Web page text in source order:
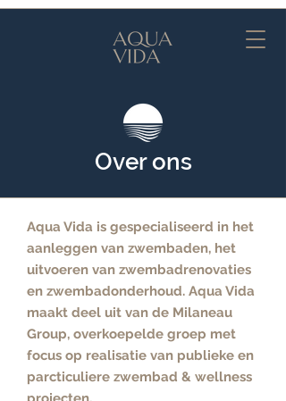
Over ons
Aqua Vida is gespecialiseerd in het
aanleggen van zwembaden, het
uitvoeren van zwembadrenovaties
en zwembadonderhoud. Aqua Vida
maakt deel uit van de Milaneau
Group, overkoepelde groep met
focus op realisatie van publieke en
parcticuliere zwembad & wellness